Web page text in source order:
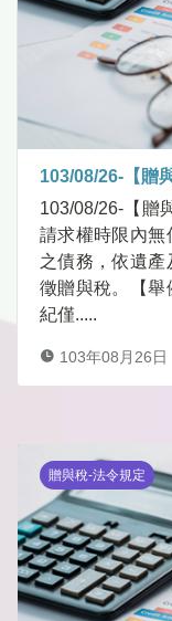
103/08/26-【贈
103/08/26-【贈
請求權時限內無
之債務，依遺
徵贈與稅。【舉
紀僅.....
103年08月26日
贈與稅-法令規定